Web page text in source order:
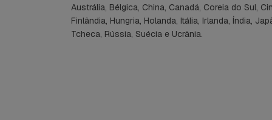
Austrália, Bélgica, China, Canadá, Coreia do Sul,
Finlândia, Hungria, Holanda, Itália, Irlanda, Índia,
Tcheca, Rússia, Suécia e Ucrânia.